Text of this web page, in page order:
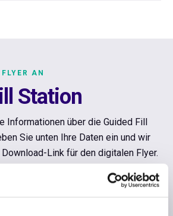
AN
Station
Informationen über die Guided Fill
Sie unten Ihre Daten ein und wir
Link für den digitalen Flyer.